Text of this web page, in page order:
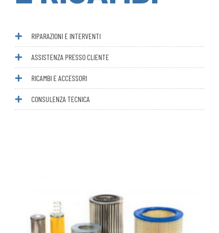
ASSISTENZA PRESSO CLIENTE
RICAMBI E ACCESSORI
CONSULENZA TECNICA